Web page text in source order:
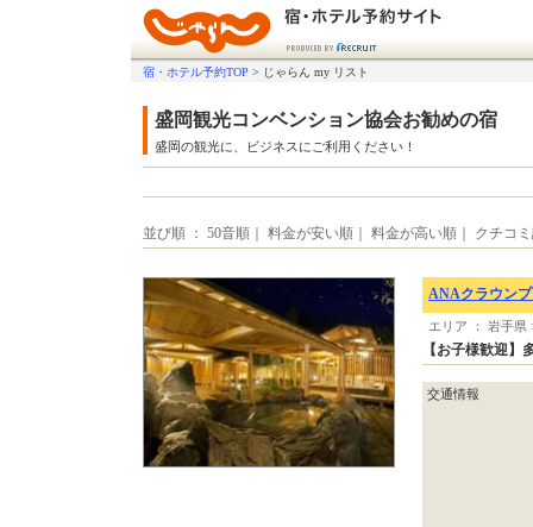
宿・ホテル予約TOP > じゃらん my リスト
盛岡観光コンベンション協会お勧めの宿
盛岡の観光に、ビジネスにご利用ください！
並び順 ： 50音順｜ 料金が安い順｜ 料金が高い順｜ クチコ
ANAクラウン
エリア ： 岩手県
【お子様歓迎】
交通情報